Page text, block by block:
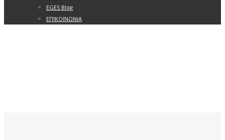
EGES Blog
ΕΠΙΚΟΙΝΩΝΙΑ